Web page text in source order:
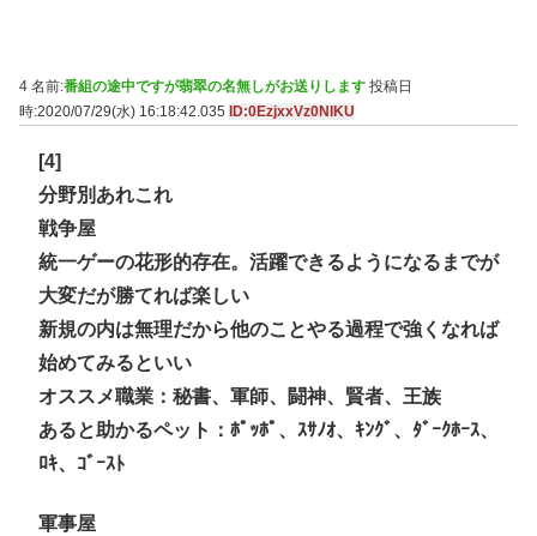
4 名前:番組の途中ですが翡翠の名無しがお送りします 投稿日
時:2020/07/29(水) 16:18:42.035 ID:0EzjxxVz0NIKU
[4]
分野別あれこれ
戦争屋
統一ゲーの花形的存在。活躍できるようになるまでが
大変だが勝てれば楽しい
新規の内は無理だから他のことやる過程で強くなれば
始めてみるといい
オススメ職業：秘書、軍師、闘神、賢者、王族
あると助かるペット：ﾎﾟｯﾎﾟ、ｽｻﾉｵ、ｷﾝｸﾞ、ﾀﾞｰｸﾎｰｽ、
ﾛｷ、ｺﾞｰｽﾄ
軍事屋